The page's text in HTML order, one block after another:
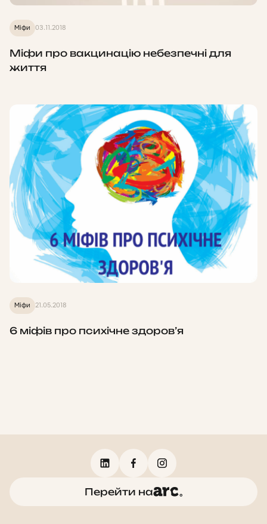
Міфи 03.11.2018
Міфи про вакцинацію небезпечні для
життя
Міфи 21.05.2018
6 міфів про психічне здоров’я
Перейти на